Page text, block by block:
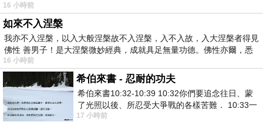
16 小時前
如來不入涅槃
我亦不入涅槃，以入大般涅槃故不入涅槃，入不入故，入大涅槃者得見
佛性 善男子！是大涅槃微妙經典，成就具足無量功德。佛性亦爾，悉
16 小時前
希伯來書 - 忍耐的功夫
希伯來書10:32-10:39 10:32你們要追念往日、蒙
了光照以後、所忍受大爭戰的各樣苦難． 10:33一
面被毀謗、遭患難、成了戲景、叫眾人
17 小時前